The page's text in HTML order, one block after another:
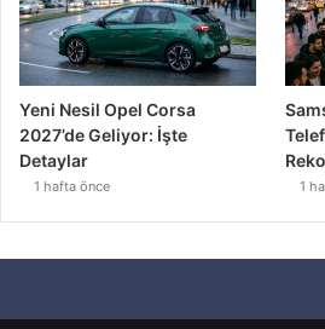
Yeni Nesil Opel Corsa
2027’de Geliyor: İşte
Detaylar
1 hafta önce 1